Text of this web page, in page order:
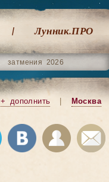
Лунник.ПРО
затмения 2026
+ дополнить Москва